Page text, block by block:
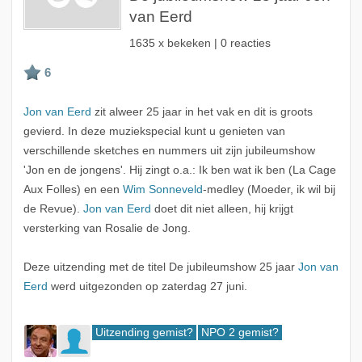
van Eerd
1635 x bekeken | 0 reacties
Jon van Eerd zit alweer 25 jaar in het vak en dit is groots
gevierd. In deze muziekspecial kunt u genieten van
verschillende sketches en nummers uit zijn jubileumshow
'Jon en de jongens'. Hij zingt o.a.: Ik ben wat ik ben (La Cage
Aux Folles) en een Wim Sonneveld-medley (Moeder, ik wil bij
de Revue). Jon van Eerd doet dit niet alleen, hij krijgt
versterking van Rosalie de Jong.
Deze uitzending met de titel De jubileumshow 25 jaar Jon van
Eerd werd uitgezonden op zaterdag 27 juni.
Uitzending gemist? NPO 2 gemist?